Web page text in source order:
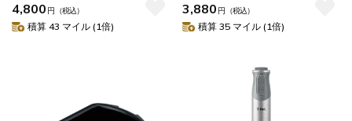
4,800 円 （税込）
積算 43 マイル (1倍)
3,880 円 （税込）
積算 35 マイル (1倍)